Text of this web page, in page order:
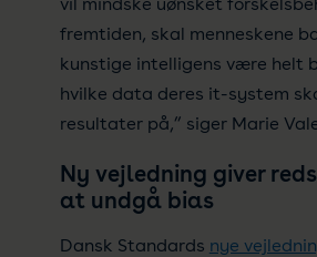
fremtiden, skal menneskene
kunstige intelligens være helt
hvilke data deres it-system
resultater på,” siger Marie
Ny vejledning giver
at undgå bias
Dansk Standards nye